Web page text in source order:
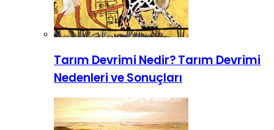
Tarım Devrimi Nedir? Tarım Devrimi
Nedenleri ve Sonuçları